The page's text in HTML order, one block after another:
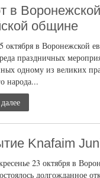
в Воронежской
общине
октября в Воронежской
праздничных
одному из великих
народа...
Knafaim
23 октября в
долгожданное